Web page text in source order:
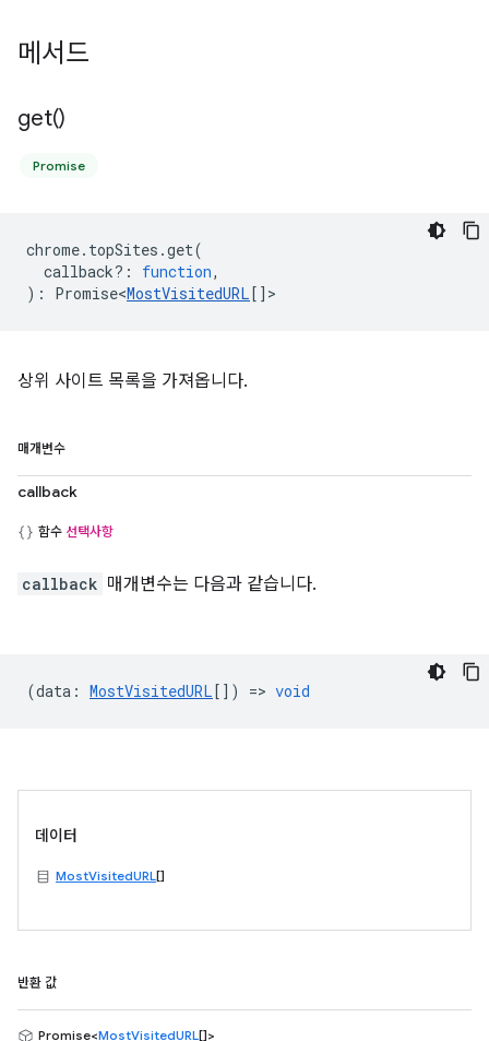
메서드
get()
Promise
chrome. topSites .get(
callback? : function,
) : Promise<MostVisitedURL[] >
상위 사이트 목록을 가져옵니다.
매개변수
callback
함수 선택사항
callback 매개변수는 다음과 같습니다.
(data : MostVisitedURL[]) => void
데이터
MostVisitedURL[]
반환 값
Promise<MostVisitedURL[]>